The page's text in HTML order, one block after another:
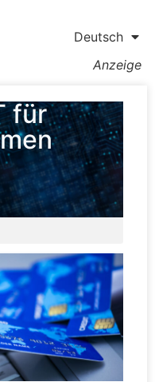
Deutsch
Anzeige
für